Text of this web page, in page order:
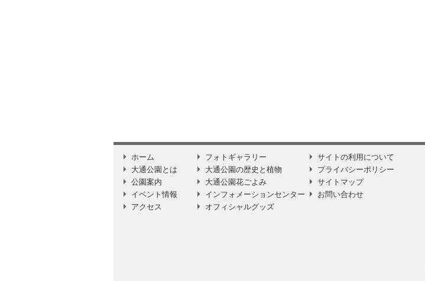
ホーム
大通公園とは
公園案内
イベント情報
アクセス
フォトギャラリー
大通公園の歴史と植物
大通公園花ごよみ
インフォメーションセンター
オフィシャルグッズ
サイトの利用について
プライバシーポリシー
サイトマップ
お問い合わせ